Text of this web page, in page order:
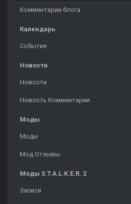
Комментарии блога
Календарь
События
Новости
Новости
Новость Комментарии
Моды
Моды
Мод Отзывы
Моды S.T.A.L.K.E.R. 2
Записи